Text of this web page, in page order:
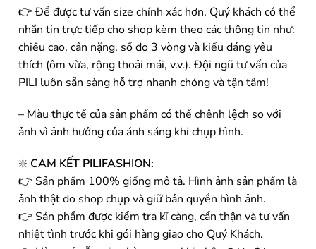
👉 Để được tư vấn size chính xác hơn, Quý khách có thể
nhắn tin trực tiếp cho shop kèm theo các thông tin như:
chiều cao, cân nặng, số đo 3 vòng và kiểu dáng yêu
thích (ôm vừa, rộng thoải mái, v.v.). Đội ngũ tư vấn của
PILI luôn sẵn sàng hỗ trợ nhanh chóng và tận tâm!
– Màu thực tế của sản phẩm có thể chênh lệch so với
ảnh vì ảnh hưởng của ánh sáng khi chụp hình.
❇️ CAM KẾT PILIFASHION:
👉 Sản phẩm 100% giống mô tả. Hình ảnh sản phẩm là
ảnh thật do shop chụp và giữ bản quyền hình ảnh.
👉 Sản phẩm được kiểm tra kĩ càng, cẩn thận và tư vấn
nhiệt tình trước khi gói hàng giao cho Quý Khách.